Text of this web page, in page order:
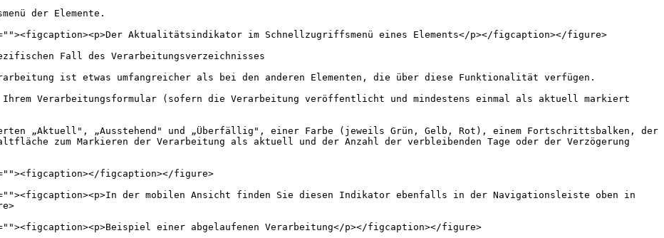
der Elemente.
Aktualitätsindikator im Schnellzugriffsmenü eines Elements</p></figcaption></figure>
Fall des Verarbeitungsverzeichnisses
ist etwas umfangreicher als bei den anderen Elementen, die über diese Funktionalität verfügen.
Verarbeitungsformular (sofern die Verarbeitung veröffentlicht und mindestens einmal als aktuell markiert
„Aktuell", „Ausstehend" und „Überfällig", einer Farbe (jeweils Grün, Gelb, Rot), einem Fortschrittsbalken, der
zum Markieren der Verarbeitung als aktuell und der Anzahl der verbleibenden Tage oder der Verzögerung
figcaption></figure>
der mobilen Ansicht finden Sie diesen Indikator ebenfalls in der Navigationsleiste oben in
einer abgelaufenen Verarbeitung</p></figcaption></figure>